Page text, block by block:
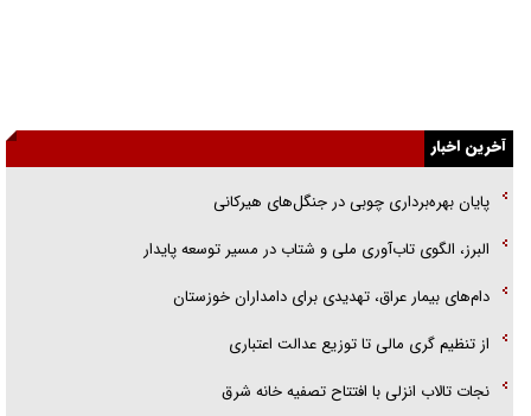
یهودی‌ها در ادبیات داستانی اروپا؛ از شکسپیر تا دیکنز
گفت‌وگو با خواهر یکی از شهدای جنگ رمضان/ خواهرم فرمانده جهادی و
اهل خدمت بی‌منت بود
جزئیات شکنجه‌هایم فراتر از آن است که در بیان بگنجد!
گزارش «جوان» از قوانین سخت‌گیرانه ۶ قاره در برابر یورش به پاسگاه‌های
پلیس
آخرین اخبار
پایان بهره‌برداری چوبی در جنگل‌های هیرکانی
البرز، الگوی تاب‌آوری ملی و شتاب در مسیر توسعه پایدار